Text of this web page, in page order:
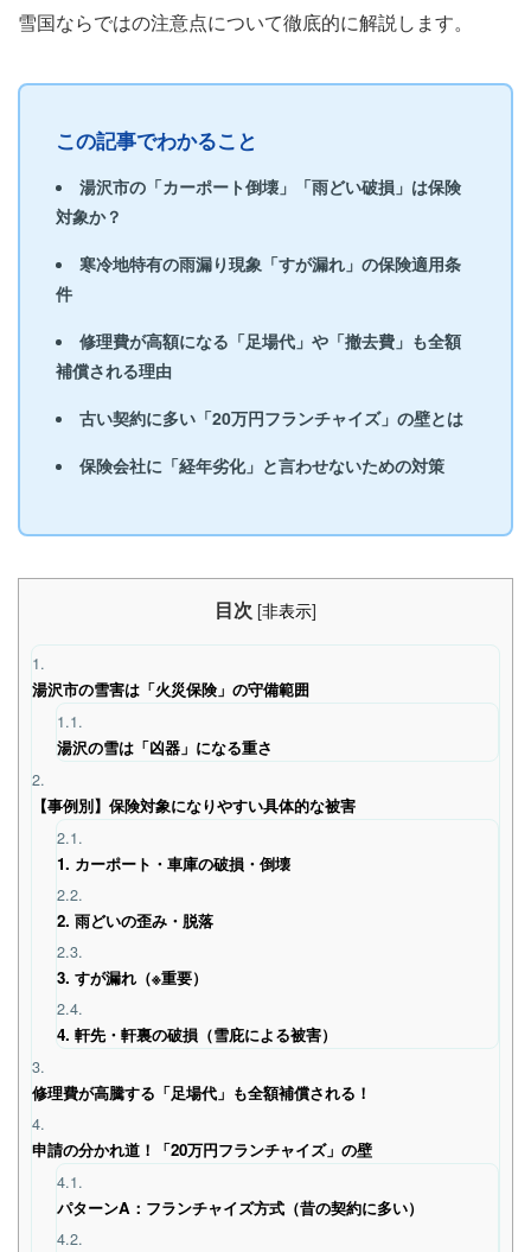
雪国ならではの注意点について徹底的に解説します。
この記事でわかること
湯沢市の「カーポート倒壊」「雨どい破損」は保険
対象か？
寒冷地特有の雨漏り現象「すが漏れ」の保険適用条
件
修理費が高額になる「足場代」や「撤去費」も全額
補償される理由
古い契約に多い「20万円フランチャイズ」の壁とは
保険会社に「経年劣化」と言わせないための対策
目次 [非表示]
1.
湯沢市の雪害は「火災保険」の守備範囲
1.1.
湯沢の雪は「凶器」になる重さ
2.
【事例別】保険対象になりやすい具体的な被害
2.1.
1. カーポート・車庫の破損・倒壊
2.2.
2. 雨どいの歪み・脱落
2.3.
3. すが漏れ（※重要）
2.4.
4. 軒先・軒裏の破損（雪庇による被害）
3.
修理費が高騰する「足場代」も全額補償される！
4.
申請の分かれ道！「20万円フランチャイズ」の壁
4.1.
パターンA：フランチャイズ方式（昔の契約に多い）
4.2.